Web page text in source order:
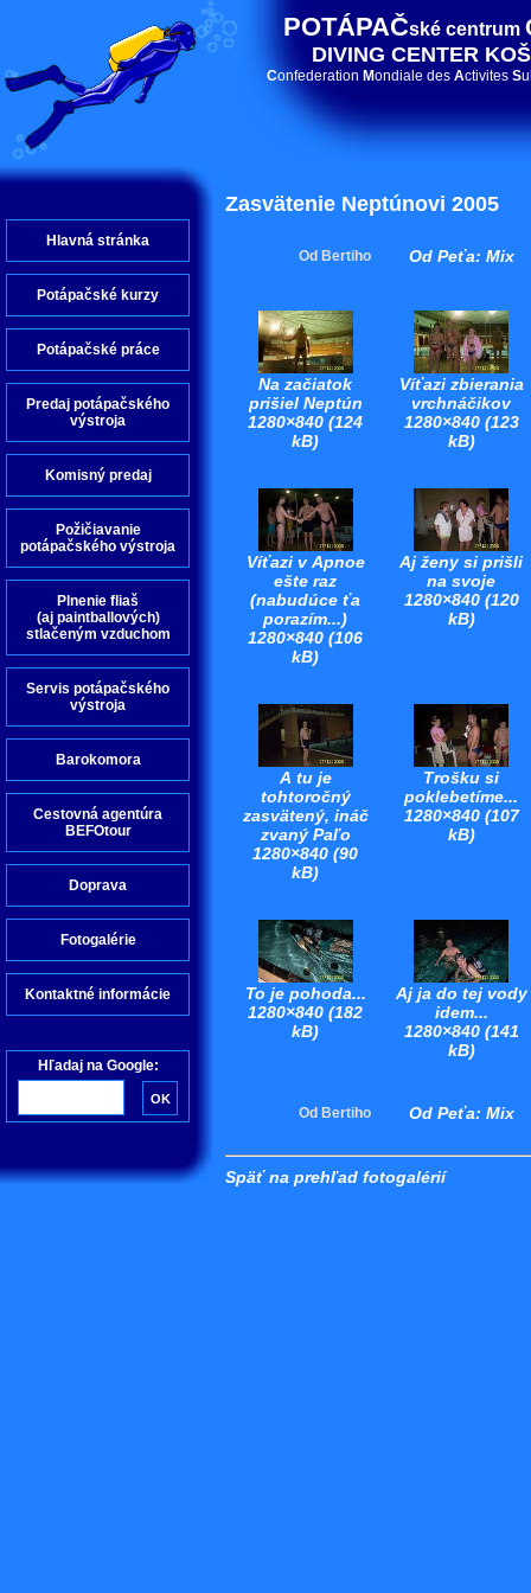
POTÁPAČské centrum
DIVING CENTER
Confederation Mondiale des Activites S
Hlavná stránka
Potápačské kurzy
Potápačské práce
Predaj potápačského
výstroja
Komisný predaj
Požičiavanie
potápačského výstroja
Plnenie fliaš
(aj paintballových)
stlačeným vzduchom
Servis potápačského
výstroja
Barokomora
Cestovná agentúra
BEFOtour
Doprava
Fotogalérie
Kontaktné informácie
Hľadaj na Google:
Zasvätenie Neptúnovi 2005
Od Bertiho Od Peťa: Mix
Na začiatok
prišiel Neptún
1280×840 (124
kB)
Víťazi zbierania
vrchnáčikov
1280×840 (123
kB)
Víťazi v Apnoe
ešte raz
(nabudúce ťa
porazím...)
1280×840 (106
kB)
Aj ženy si prišli
na svoje
1280×840 (120
kB)
A tu je
tohtoročný
zasvätený, ináč
zvaný Paľo
1280×840 (90
kB)
Trošku si
poklebetíme...
1280×840 (107
kB)
To je pohoda...
1280×840 (182
kB)
Aj ja do tej vody
idem...
1280×840 (141
kB)
Od Bertiho Od Peťa: Mix
Späť na prehľad fotogalérií